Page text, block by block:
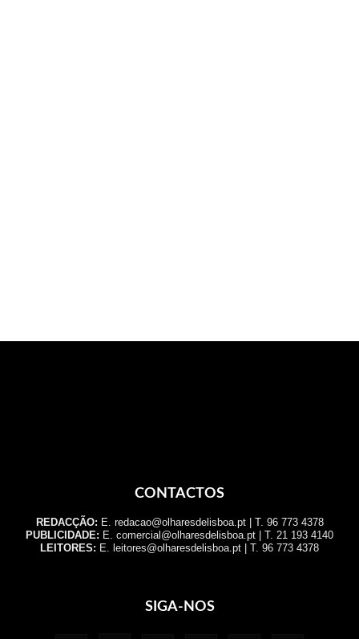
CONTACTOS
REDACÇÃO: E. redacao@olharesdelisboa.pt | T. 96 773 4378
PUBLICIDADE: E. comercial@olharesdelisboa.pt | T. 21 193 4140
LEITORES: E. leitores@olharesdelisboa.pt | T. 96 773 4378
SIGA-NOS